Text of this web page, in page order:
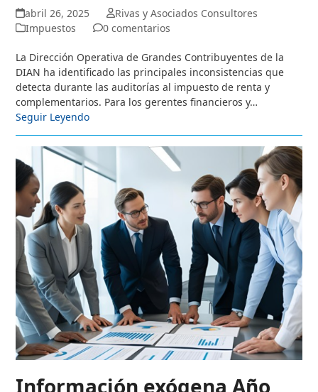
abril 26, 2025
Rivas y Asociados Consultores
Impuestos
0 comentarios
La Dirección Operativa de Grandes Contribuyentes de la
DIAN ha identificado las principales inconsistencias que
detecta durante las auditorías al impuesto de renta y
complementarios. Para los gerentes financieros y…
Seguir Leyendo
Información exógena Año